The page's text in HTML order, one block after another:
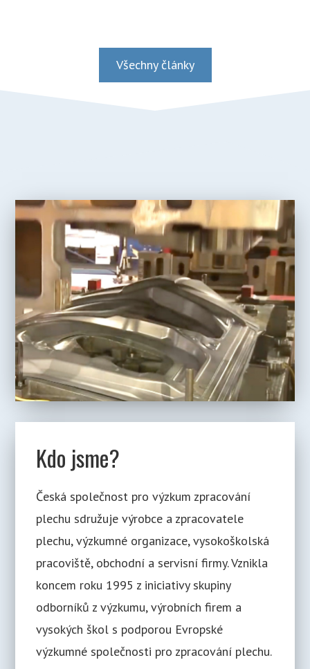
Všechny články
Kdo jsme?
Česká společnost pro výzkum zpracování
plechu sdružuje výrobce a zpracovatele
plechu, výzkumné organizace, vysokoškolská
pracoviště, obchodní a servisní firmy. Vznikla
koncem roku 1995 z iniciativy skupiny
odborníků z výzkumu, výrobních firem a
vysokých škol s podporou Evropské
výzkumné společnosti pro zpracování plechu.